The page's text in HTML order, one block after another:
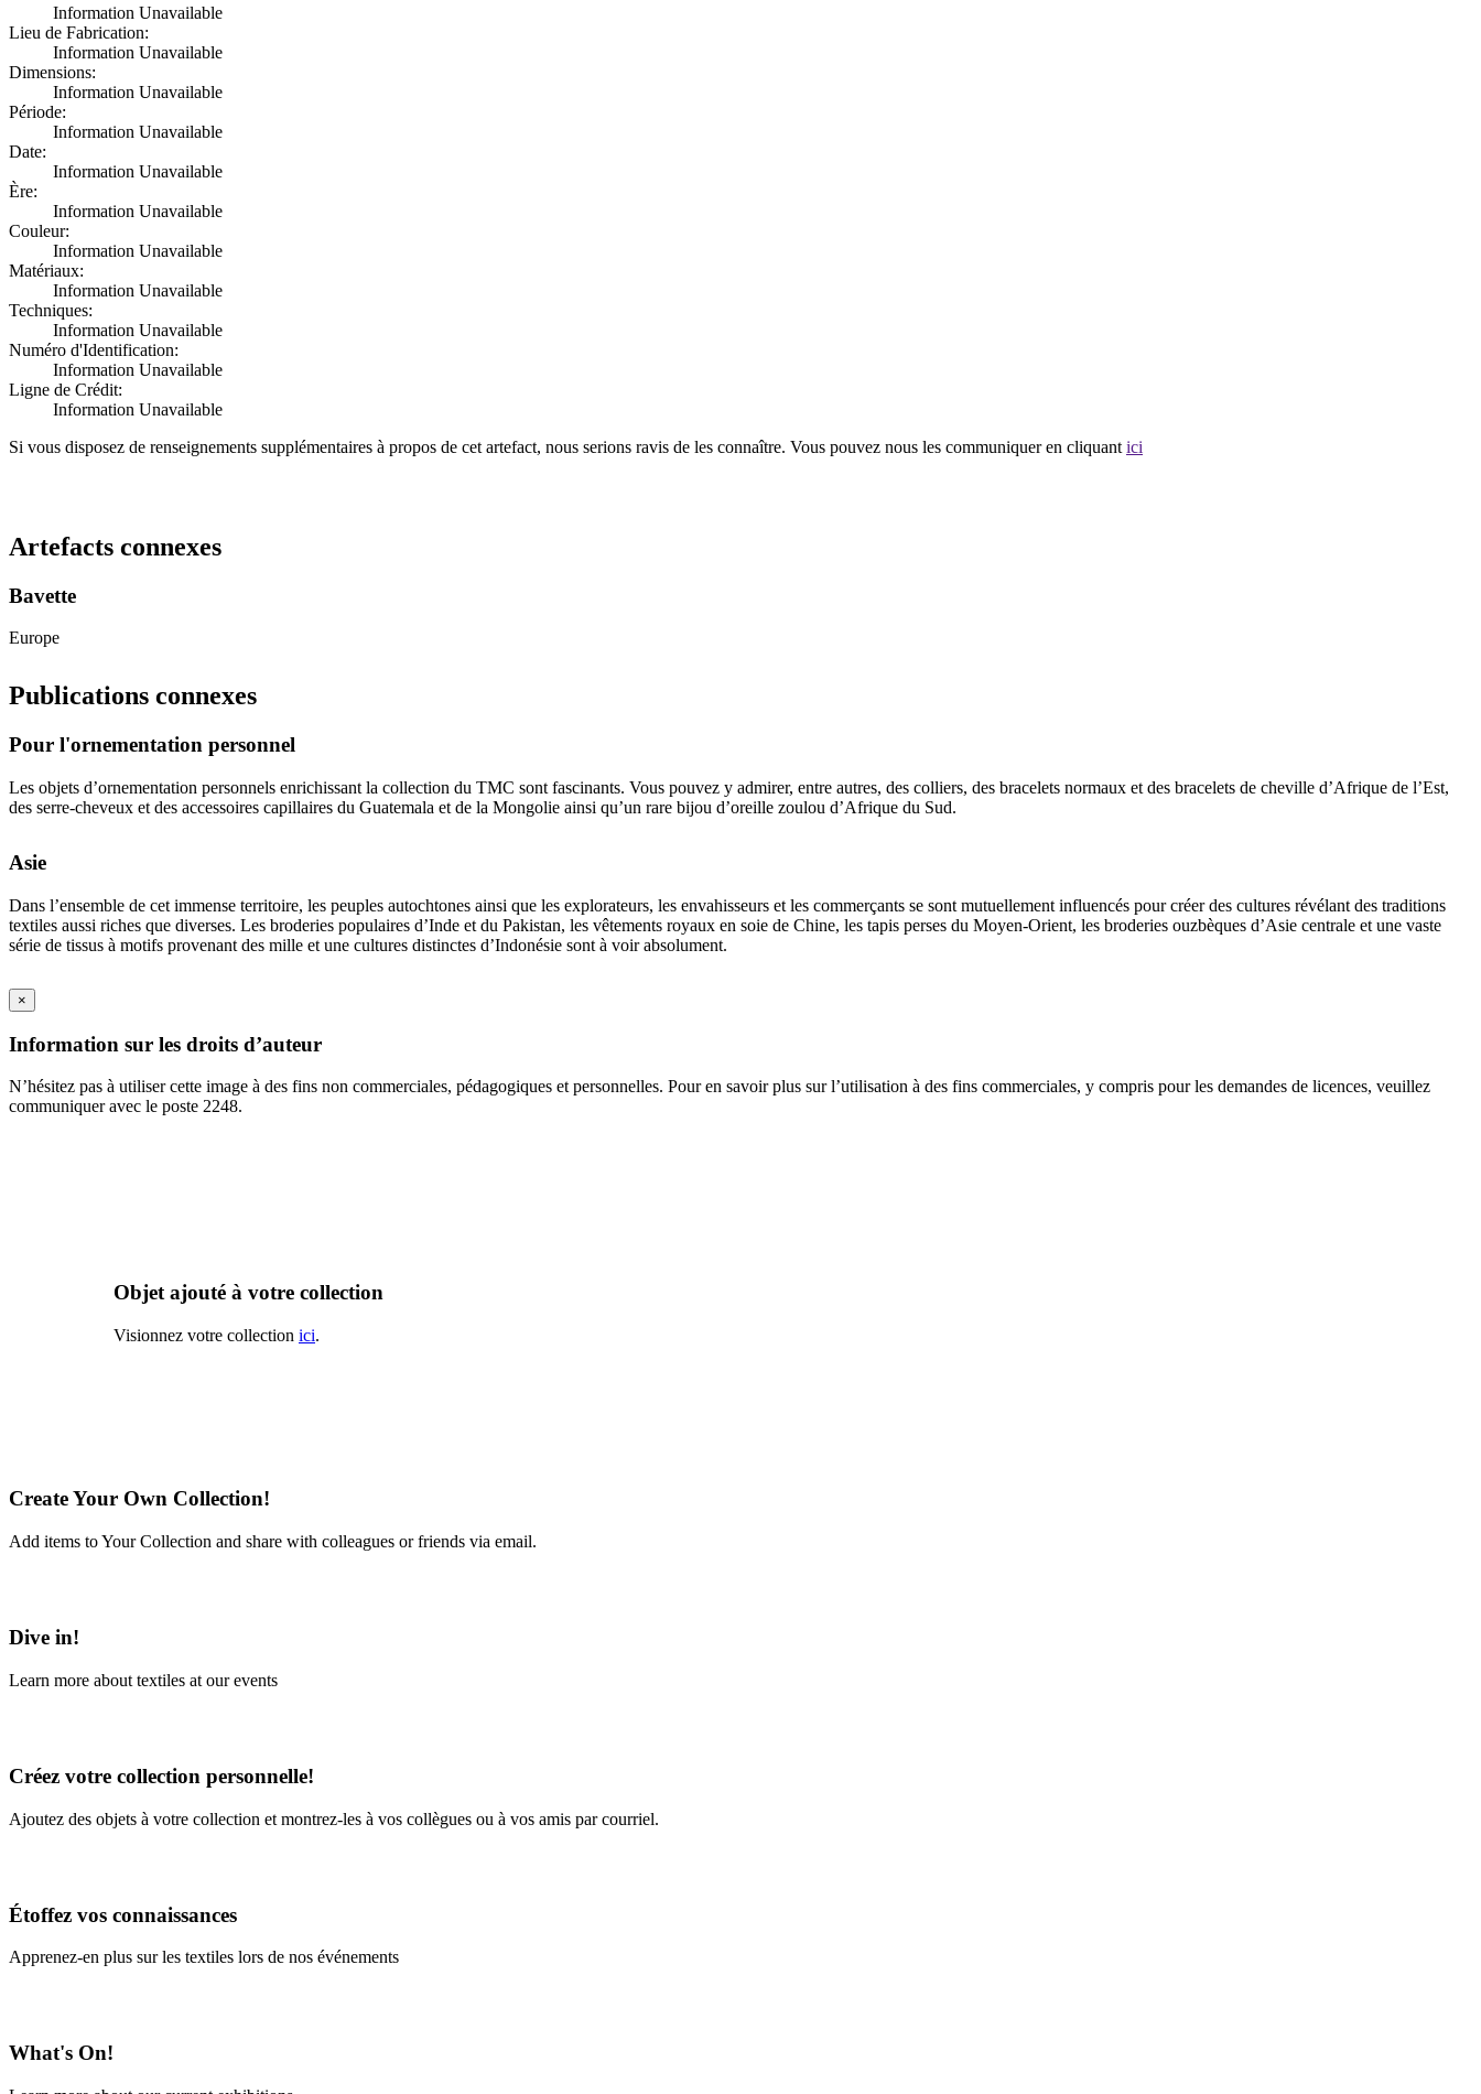
Information Unavailable
Lieu de Fabrication:
Information Unavailable
Dimensions:
Information Unavailable
Période:
Information Unavailable
Date:
Information Unavailable
Ère:
Information Unavailable
Couleur:
Information Unavailable
Matériaux:
Information Unavailable
Techniques:
Information Unavailable
Numéro d'Identification:
Information Unavailable
Ligne de Crédit:
Information Unavailable
Si vous disposez de renseignements supplémentaires à propos de cet artefact, nous serions ravis de les connaître. Vous pouvez nous les communiquer en cliquant ici
Artefacts connexes
Bavette
Europe
Publications connexes
Pour l'ornementation personnel
Les objets d’ornementation personnels enrichissant la collection du TMC sont fascinants. Vous pouvez y admirer, entre autres, des colliers, des bracelets normaux et des bracelets de cheville d’Afrique de l’Est,
des serre-cheveux et des accessoires capillaires du Guatemala et de la Mongolie ainsi qu’un rare bijou d’oreille zoulou d’Afrique du Sud.
Asie
Dans l’ensemble de cet immense territoire, les peuples autochtones ainsi que les explorateurs, les envahisseurs et les commerçants se sont mutuellement influencés pour créer des cultures révélant des traditions
textiles aussi riches que diverses. Les broderies populaires d’Inde et du Pakistan, les vêtements royaux en soie de Chine, les tapis perses du Moyen-Orient, les broderies ouzbèques d’Asie centrale et une vaste
série de tissus à motifs provenant des mille et une cultures distinctes d’Indonésie sont à voir absolument.
×
Information sur les droits d’auteur
N’hésitez pas à utiliser cette image à des fins non commerciales, pédagogiques et personnelles. Pour en savoir plus sur l’utilisation à des fins commerciales, y compris pour les demandes de licences, veuillez
communiquer avec le poste 2248.
Objet ajouté à votre collection
Visionnez votre collection ici.
Create Your Own Collection!
Add items to Your Collection and share with colleagues or friends via email.
Dive in!
Learn more about textiles at our events
Créez votre collection personnelle!
Ajoutez des objets à votre collection et montrez-les à vos collègues ou à vos amis par courriel.
Étoffez vos connaissances
Apprenez-en plus sur les textiles lors de nos événements
What's On!